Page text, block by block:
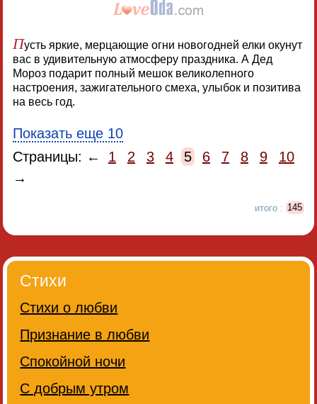
Пусть яркие, мерцающие огни новогодней елки окунут
вас в удивительную атмосферу праздника. А Дед
Мороз подарит полный мешок великолепного
настроения, зажигательного смеха, улыбок и позитива
на весь год.
Показать еще 10
Страницы: ←
1 2 3 4 5 6 7 8 9
10
→
итого : 145
Стихи
Стихи о любви
Признание в любви
Спокойной ночи
С добрым утром